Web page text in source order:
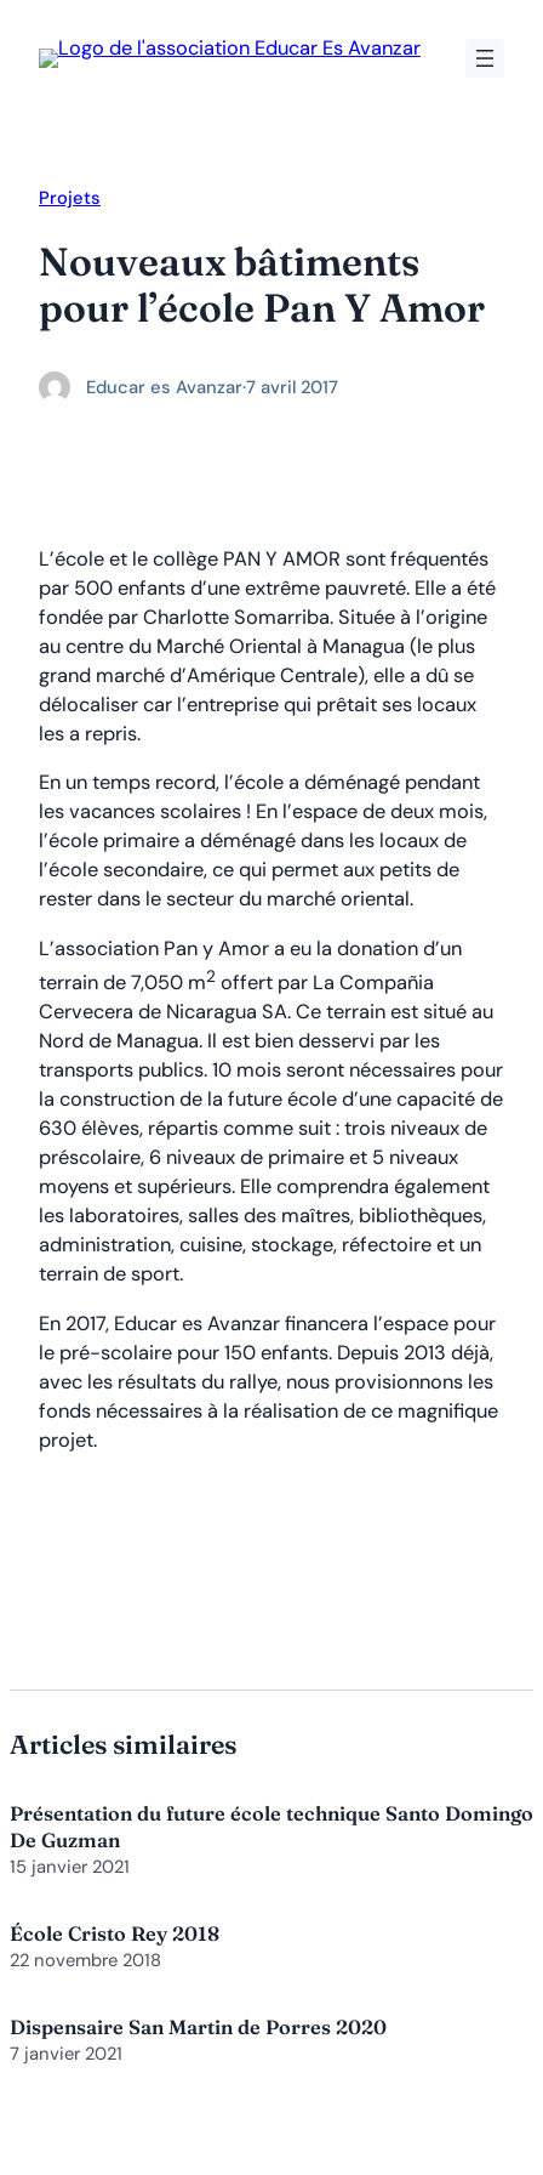
Projets
Nouveaux bâtiments
pour l’école Pan Y Amor
Educar es Avanzar·7 avril 2017
L’école et le collège PAN Y AMOR sont fréquentés
par 500 enfants d’une extrême pauvreté. Elle a été
fondée par Charlotte Somarriba. Située à l’origine
au centre du Marché Oriental à Managua (le plus
grand marché d’Amérique Centrale), elle a dû se
délocaliser car l’entreprise qui prêtait ses locaux
les a repris.
En un temps record, l’école a déménagé pendant
les vacances scolaires ! En l’espace de deux mois,
l’école primaire a déménagé dans les locaux de
l’école secondaire, ce qui permet aux petits de
rester dans le secteur du marché oriental.
L’association Pan y Amor a eu la donation d’un
terrain de 7,050 m2 offert par La Compañia
Cervecera de Nicaragua SA. Ce terrain est situé au
Nord de Managua. Il est bien desservi par les
transports publics. 10 mois seront nécessaires pour
la construction de la future école d’une capacité de
630 élèves, répartis comme suit : trois niveaux de
préscolaire, 6 niveaux de primaire et 5 niveaux
moyens et supérieurs. Elle comprendra également
les laboratoires, salles des maîtres, bibliothèques,
administration, cuisine, stockage, réfectoire et un
terrain de sport.
En 2017, Educar es Avanzar financera l’espace pour
le pré-scolaire pour 150 enfants. Depuis 2013 déjà,
avec les résultats du rallye, nous provisionnons les
fonds nécessaires à la réalisation de ce magnifique
projet.
Articles similaires
Présentation du future école technique Santo Domingo
De Guzman
15 janvier 2021
École Cristo Rey 2018
22 novembre 2018
Dispensaire San Martin de Porres 2020
7 janvier 2021